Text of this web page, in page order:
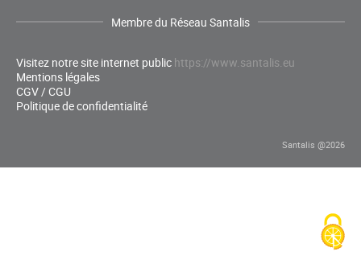
Membre du Réseau Santalis
Visitez notre site internet public https://www.santalis.eu
Mentions légales
CGV / CGU
Politique de confidentialité
Santalis @2026